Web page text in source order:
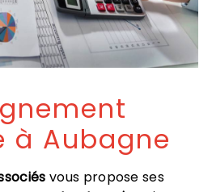
à Aubagne
vous propose ses